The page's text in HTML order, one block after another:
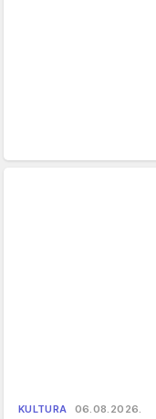
KULTURA 06.08.2026.